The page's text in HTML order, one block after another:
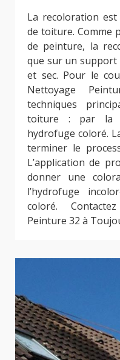
La recoloration
de toiture. Comme
de peinture, la
que sur un support
et sec. Pour le
Nettoyage
techniques
toiture : par la
hydrofuge coloré.
terminer le
L’application de
donner une
l’hydrofuge
coloré.
Peinture 32 à